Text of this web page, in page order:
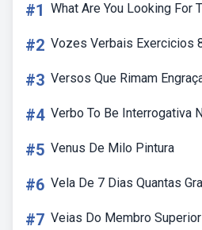
#1 What Are You Looking For
#2 Vozes Verbais Exercicios
#3 Versos Que Rimam
#4 Verbo To Be Interrogativa
#5 Venus De Milo Pintura
#6 Vela De 7 Dias Quantas
#7 Veias Do Membro Superior